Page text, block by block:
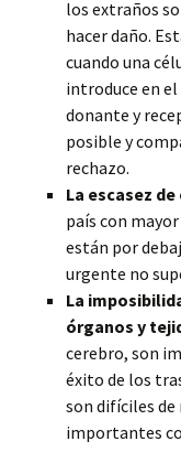
los extraños
hacer daño.
cuando una
introduce en el
donante y
posible y
rechazo.
La escasez
país con
están por
urgente no
La
órganos y
cerebro, son
éxito de los
son difíciles
importantes